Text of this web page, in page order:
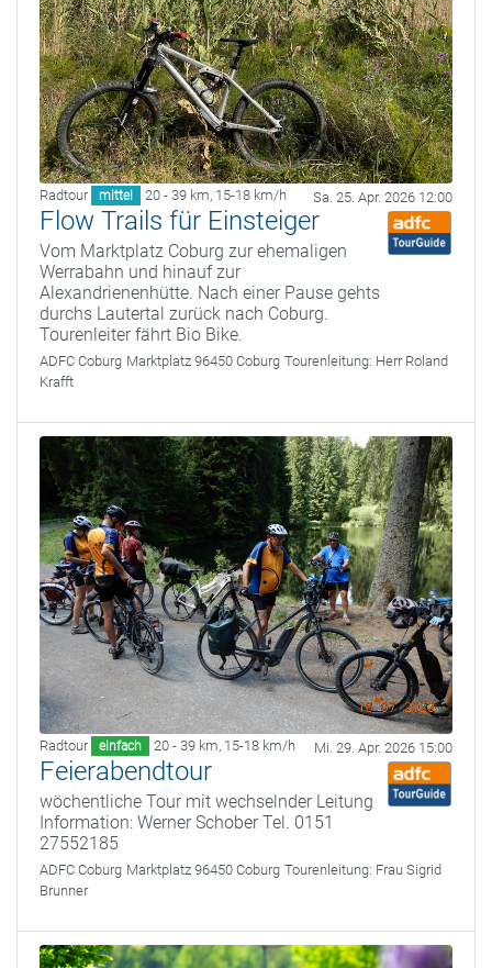
Radtour mittel 20 - 39 km, 15-18 km/h Sa. 25. Apr. 2026 12:00
Flow Trails für Einsteiger
Vom Marktplatz Coburg zur ehemaligen
Werrabahn und hinauf zur
Alexandrienenhütte. Nach einer Pause gehts
durchs Lautertal zurück nach Coburg.
Tourenleiter fährt Bio Bike.
ADFC Coburg Marktplatz 96450 Coburg Tourenleitung: Herr Roland
Krafft
Radtour einfach 20 - 39 km, 15-18 km/h Mi. 29. Apr. 2026 15:00
Feierabendtour
wöchentliche Tour mit wechselnder Leitung
Information: Werner Schober Tel. 0151
27552185
ADFC Coburg Marktplatz 96450 Coburg Tourenleitung: Frau Sigrid
Brunner